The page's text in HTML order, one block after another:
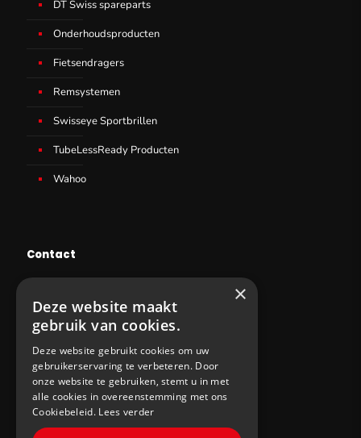
DT Swiss spareparts
Onderhoudsproducten
Fietsendragers
Remsystemen
Swisseye Sportbrillen
TubeLessReady Producten
Wahoo
Contact
info@sws-cycling.com
BE 0831403727
×
Deze website maakt
gebruik van cookies.
Deze website gebruikt cookies om uw
gebruikerservaring te verbeteren. Door
onze website te gebruiken, stemt u in met
alle cookies in overeenstemming met ons
Cookiebeleid. Lees verder